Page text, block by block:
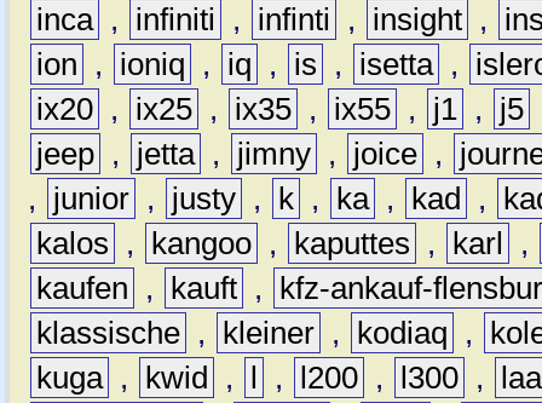
inca , infiniti , infinti , insight ,
ion
, ioniq , iq , is , isetta ,
ix20 , ix25 , ix35 , ix55 , j1 , j5
jeep , jetta , jimny , joice ,
,
junior , justy , k , ka , kad ,
kalos
, kangoo , kaputtes , karl
,
kaufen
, kauft ,
kfz-ankauf-
klassische , kleiner , kodiaq ,
kuga , kwid , l , l200 , l300 ,